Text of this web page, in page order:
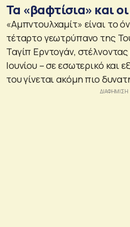
Τα «βαφτίσια» και
«Αμπντουλχαμίτ» είναι το
τέταρτο γεωτρύπανο της
Ταγίπ Ερντογάν, στέλνοντας
Ιουνίου – σε εσωτερικό και
του γίνεται ακόμη πιο